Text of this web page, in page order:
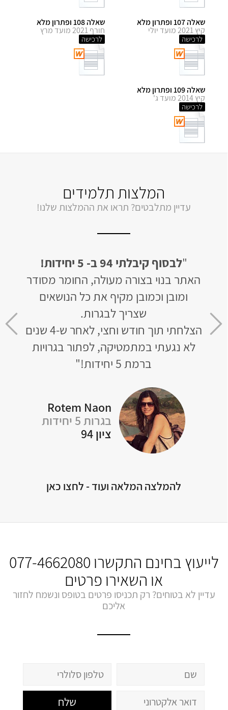
שאלה 107 ופתרון מלא
קיץ 2021 מועד יולי
לרכישה
שאלה 108 ופתרון מלא
חורף 2021 מועד מרץ
לרכישה
שאלה 109 ופתרון מלא
קיץ 2014 מועד ג'
לרכישה
המלצות תלמידים
עדיין מתלבטים? תראו את ההמלצות שלנו!
"לבסוף קיבלתי 94 ב- 5 יחידות!
האתר בנוי בצורה מעולה, החומר מסודר
ומובן וכמובן מקיף את כל הנושאים
שצריך לבגרות.
הצלחתי תוך חודש וחצי, לאחר ש-4 שנים
לא נגעתי במתמטיקה, לפתור בגרויות
ברמת 5 יחידות!"
Rotem Naon
בגרות 5 יחידות
ציון 94
להמלצה המלאה ועוד - לחצו כאן
לייעוץ בחינם התקשרו 077-4662080
או השאירו פרטים
עדיין לא בטוחים? רק תכניסו פרטים בטופס ונשמח לחזור
אליכם
שלח